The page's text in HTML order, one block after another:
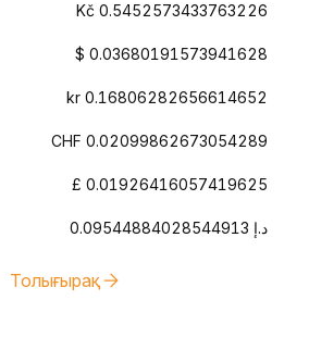
Kč 0.5452573433763226
$ 0.03680191573941628
kr 0.16806282656614652
CHF 0.02099862673054289
£ 0.01926416057419625
د.إ 0.09544884028544913
Толығырақ